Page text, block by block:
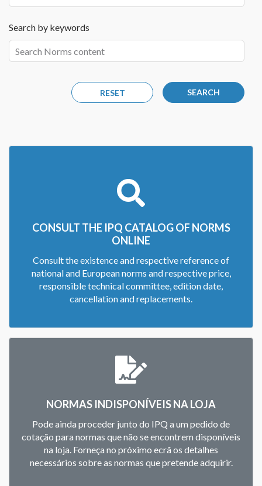
Search by keywords
RESET SEARCH
CONSULT THE IPQ CATALOG OF NORMS
ONLINE
Consult the existence and respective reference of
national and European norms and respective price,
responsible technical committee, edition date,
cancellation and replacements.
NORMAS INDISPONÍVEIS NA LOJA
Pode ainda proceder junto do IPQ a um pedido de
cotação para normas que não se encontrem disponíveis
na loja. Forneça no próximo ecrã os detalhes
necessários sobre as normas que pretende adquirir.